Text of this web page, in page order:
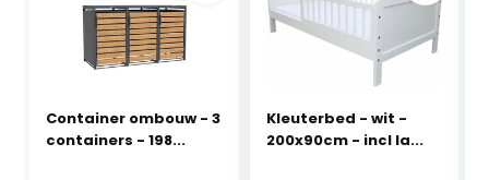
Container ombouw - 3
containers - 198...
Kleuterbed - wit -
200x90cm - incl la...